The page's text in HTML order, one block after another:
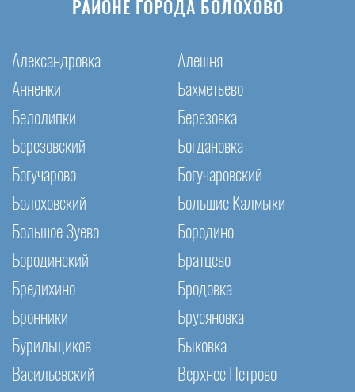
РАЙОНЕ ГОРОДА БОЛОХОВО
Александровка
Алешня
Анненки
Бахметьево
Белолипки
Березовка
Березовский
Богдановка
Богучарово
Богучаровский
Болоховский
Большие Калмыки
Большое Зуево
Бородино
Бородинский
Братцево
Бредихино
Бродовка
Бронники
Брусяновка
Бурильщиков
Быковка
Васильевский
Верхнее Петрово